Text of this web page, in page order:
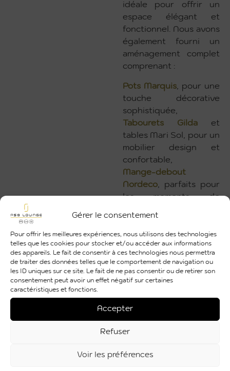
Gérer le consentement
Pour offrir les meilleures expériences, nous utilisons des technologies
telles que les cookies pour stocker et/ou accéder aux informations
des appareils. Le fait de consentir à ces technologies nous permettra
de traiter des données telles que le comportement de navigation ou
les ID uniques sur ce site. Le fait de ne pas consentir ou de retirer son
consentement peut avoir un effet négatif sur certaines
caractéristiques et fonctions.
Accepter
Refuser
Voir les préférences
idéale pour offrir un
espace élégant et
fonctionnel. Nous avons
également fourni un
aménagement complet
comprenant :
Pots Marquis, pour une
touche décorative
sophistiquée,
Tabourets Gildaet
tables Mari Sol, pour un
mobilier design et
confortable,
Mange-debout
Nordeco, parfaits pour
les moments de
Cloisons Frame
garantissant une
séparation élégante
des espaces.
Cet événement illustre
la création d’ambiances
personnalisées et notre
capacité à répondre
d’événements